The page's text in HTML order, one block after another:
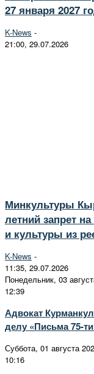
27 января 2027
K-News -
21:00, 29.07.2026
Минкультуры
летний запрет
и культуры из
K-News -
11:35, 29.07.2026
Понедельник, 03
12:39
Адвокат
делу «Письма 75-
Суббота, 01 августа
10:16